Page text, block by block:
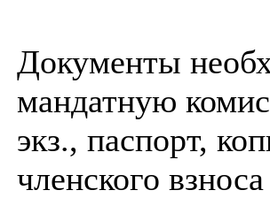
Документы
мандатную
экз., паспорт,
членского